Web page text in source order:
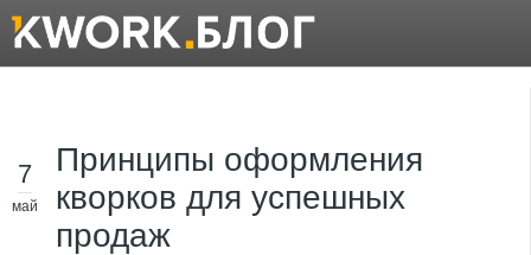
7
май
Принципы оформления
кворков для успешных
продаж